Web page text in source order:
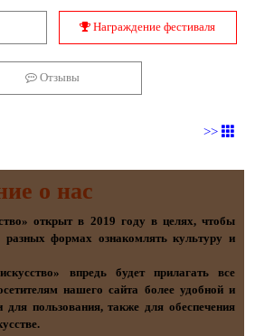
Награждение фестиваля
Отзывы
>>
о наc
открыт в 2019 году в целях, чтобы
формах ознакомлять культуру и
впредь будет прилагать все
нашего сайта более удобной и
для пользования, также для обеспечения